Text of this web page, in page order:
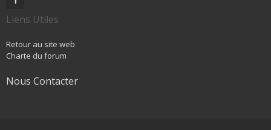
Liens Utiles
Retour au site web
Charte du forum
Nous Contacter